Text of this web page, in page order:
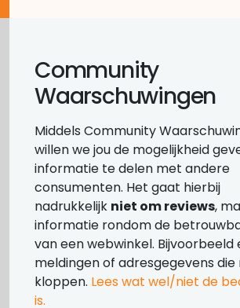
Community
Waarschuwingen
Middels Community
willen we jou de mogelijkheid
informatie te delen met andere
consumenten. Het gaat hierbij
nadrukkelijk niet om reviews,
informatie rondom de
van een webwinkel. Bijvoorbeeld
meldingen of adresgegevens die
kloppen. Lees wat wel/niet de
is.